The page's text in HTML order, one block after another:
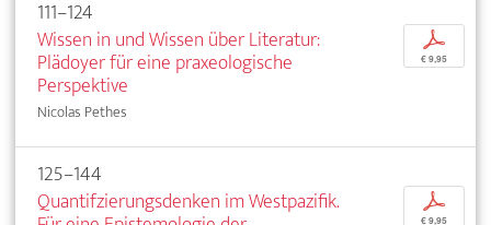
111–124
Wissen in und Wissen über Literatur:
Plädoyer für eine praxeologische
Perspektive
Nicolas Pethes
p
€ 9,95
125–144
Quantifzierungsdenken im Westpazifik.
p
€ 9,95